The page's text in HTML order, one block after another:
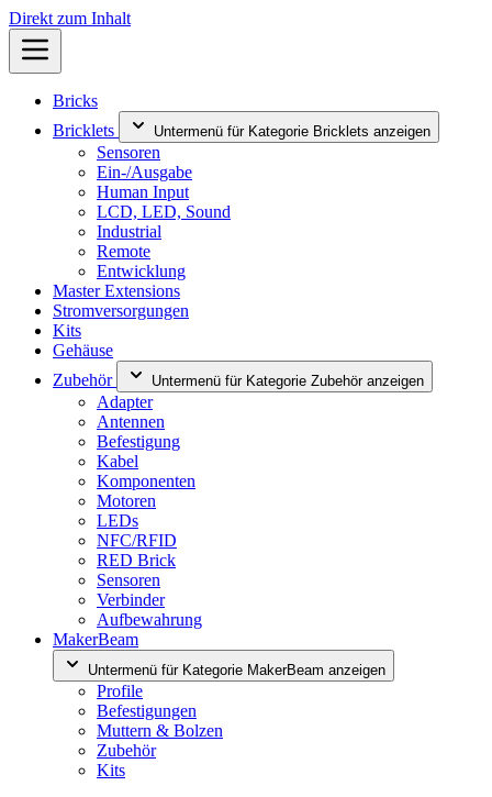
Direkt zum Inhalt
Bricks
Bricklets
Untermenü für Kategorie Bricklets anzeigen
Sensoren
Ein-/Ausgabe
Human Input
LCD, LED, Sound
Industrial
Remote
Entwicklung
Master Extensions
Stromversorgungen
Kits
Gehäuse
Zubehör
Untermenü für Kategorie Zubehör anzeigen
Adapter
Antennen
Befestigung
Kabel
Komponenten
Motoren
LEDs
NFC/RFID
RED Brick
Sensoren
Verbinder
Aufbewahrung
MakerBeam
Untermenü für Kategorie MakerBeam anzeigen
Profile
Befestigungen
Muttern & Bolzen
Zubehör
Kits